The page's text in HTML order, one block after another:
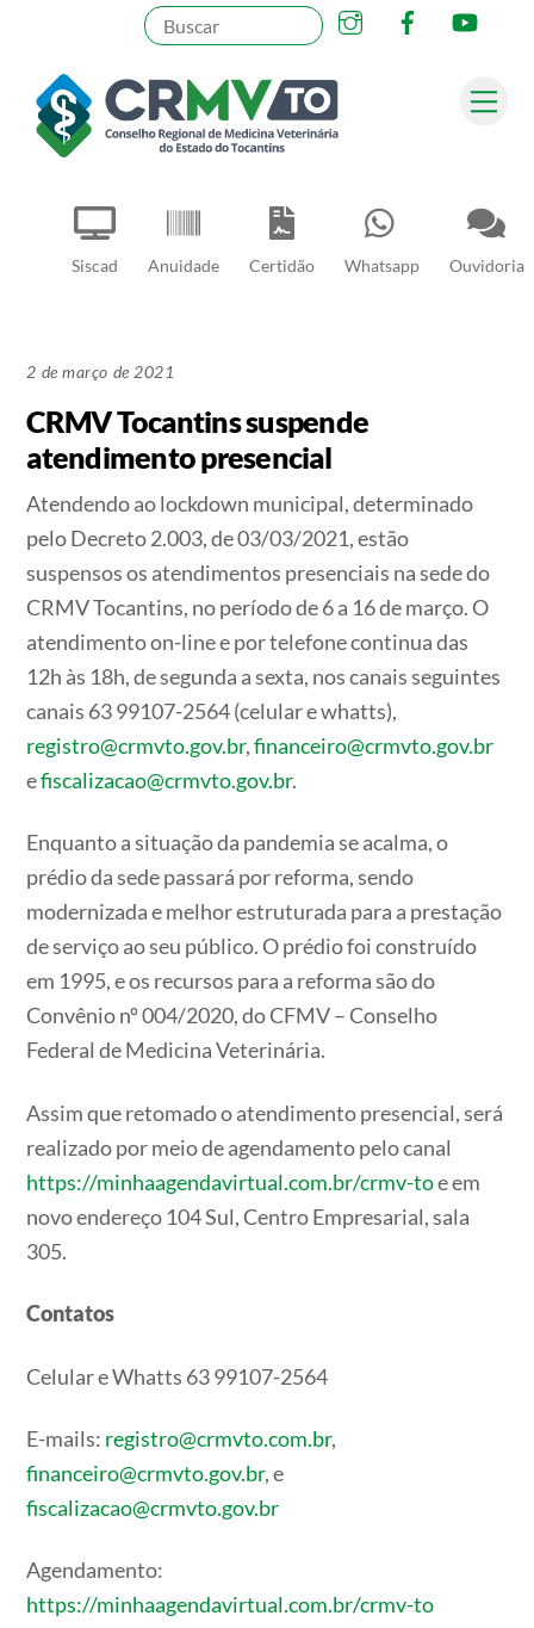
content
Siscad Anuidade Certidão Whatsapp Ouvidoria
InstagramFacebook
Pesquisar
2 de março de 2021
CRMV Tocantins suspende
atendimento presencial
Atendendo ao lockdown municipal, determinado
pelo Decreto 2.003, de 03/03/2021, estão
suspensos os atendimentos presenciais na sede do
CRMV Tocantins, no período de 6 a 16 de março. O
atendimento on-line e por telefone continua das
12h às 18h, de segunda a sexta, nos canais seguintes
canais 63 99107-2564 (celular e whatts),
registro@crmvto.gov.br,financeiro@crmvto.gov.br
efiscalizacao@crmvto.gov.br.
Enquanto a situação da pandemia se acalma, o
prédio da sede passará por reforma, sendo
modernizada e melhor estruturada para a prestação
de serviço ao seu público. O prédio foi construído
em 1995, e os recursos para a reforma são do
Convênio nº 004/2020, do CFMV – Conselho
Federal de Medicina Veterinária.
Assim que retomado o atendimento presencial, será
realizado por meio de agendamento pelo canal
https://minhaagendavirtual.com.br/crmv-toe em
novo endereço 104 Sul, Centro Empresarial, sala
305.
Contatos
Celular e Whatts 63 99107-2564
E-mails: registro@crmvto.com.br,
financeiro@crmvto.gov.br, e
fiscalizacao@crmvto.gov.br
Agendamento:
https://minhaagendavirtual.com.br/crmv-to